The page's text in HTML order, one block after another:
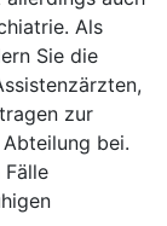
Als
Sie die
zur
bei.